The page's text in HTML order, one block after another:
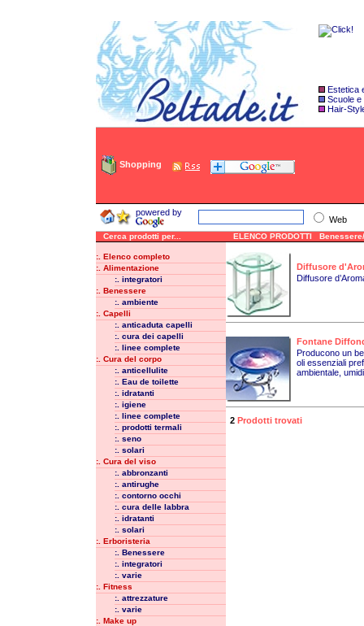
Estetica
Scuole e
Hair-
Shopping
powered by
Web
Cerca prodotti per...
:. Elenco completo
:. Alimentazione
:. integratori
:. Benessere
:. ambiente
:. Capelli
:. anticaduta capelli
:. cura dei capelli
:. linee complete
:. Cura del corpo
:. anticellulite
:. Eau de toilette
:. idratanti
:. igiene
:. linee complete
:. prodotti termali
:. seno
:. solari
:. Cura del viso
:. abbronzanti
:. antirughe
:. contorno occhi
:. cura delle labbra
:. idratanti
:. solari
:. Erboristeria
:. Benessere
:. integratori
:. varie
:. Fitness
:. attrezzature
:. varie
:. Make up
ELENCO PRODOTTI
Diffusore
Diffusore
Fontane
Producono un
oli essenziali
ambientale,
2 Prodotti trovati